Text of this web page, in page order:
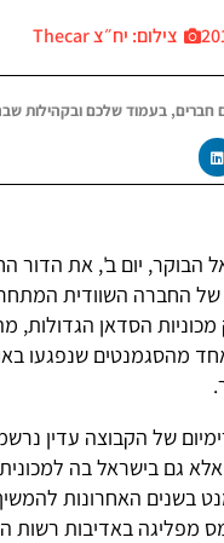
צילום: יח״צ Thecar
בעמוד שלכם ובקהילות
של החברה השוודית
מכוניות הסדאן הגדולות,
מהסגמנטים שנפגעו
של הקבוצה עדין
אלא גם בישראל בה
בשנים האחרונות להמשיך
מפליגה באדיבות רשות